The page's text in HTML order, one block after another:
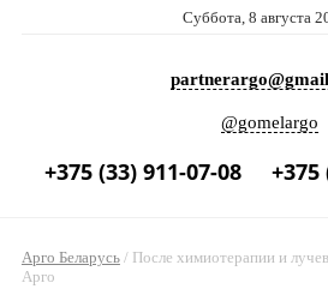
Суббота, 8 августа
@gomelargo
+375 (33) 911-07-08 +375
Арго Беларусь/ После химиотерапии и
Арго